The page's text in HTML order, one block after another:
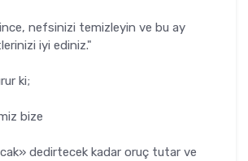
nefsinizi temizleyin ve bu ay
iyi ediniz."
ki;
bize
dedirtecek kadar oruç tutar ve